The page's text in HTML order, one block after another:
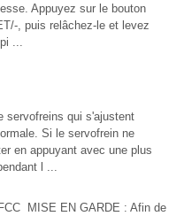
Appuyez sur le bouton
, puis relâchez-le et levez
...
servofreins qui s'ajustent
Si le servofrein ne
en appuyant avec une plus
l ...
MISE EN GARDE : Afin de